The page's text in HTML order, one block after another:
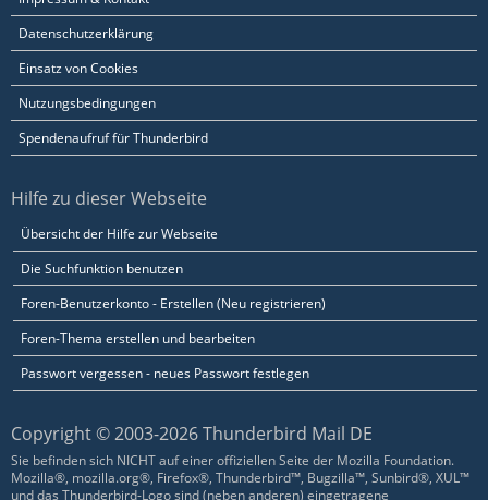
Datenschutzerklärung
Einsatz von Cookies
Nutzungsbedingungen
Spendenaufruf für Thunderbird
Hilfe zu dieser Webseite
Übersicht der Hilfe zur Webseite
Die Suchfunktion benutzen
Foren-Benutzerkonto - Erstellen (Neu registrieren)
Foren-Thema erstellen und bearbeiten
Passwort vergessen - neues Passwort festlegen
Copyright © 2003-2026 Thunderbird Mail DE
Sie befinden sich NICHT auf einer offiziellen Seite der Mozilla Foundation.
Mozilla®, mozilla.org®, Firefox®, Thunderbird™, Bugzilla™, Sunbird®, XUL™
und das Thunderbird-Logo sind (neben anderen) eingetragene